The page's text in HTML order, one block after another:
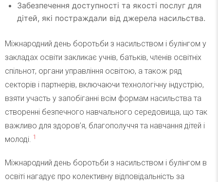
Забезпечення доступності та якості послуг для
дітей, які постраждали від джерела насильства.
Міжнародний день боротьби з насильством і булінгом у
закладах освіти закликає учнів, батьків, членів освітніх
спільнот, органи управління освітою, а також ряд
секторів і партнерів, включаючи технологічну індустрію,
взяти участь у запобіганні всім формам насильства та
створенні безпечного навчального середовища, що так
важливо для здоров’я, благополуччя та навчання дітей і
молоді. 1
Міжнародний день боротьби з насильством і булінгом в
освіті нагадує про колективну відповідальність за